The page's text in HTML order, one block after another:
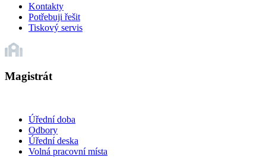
Kontakty
Potřebuji řešit
Tiskový servis
Magistrát
Úřední doba
Odbory
Úřední deska
Volná pracovní místa